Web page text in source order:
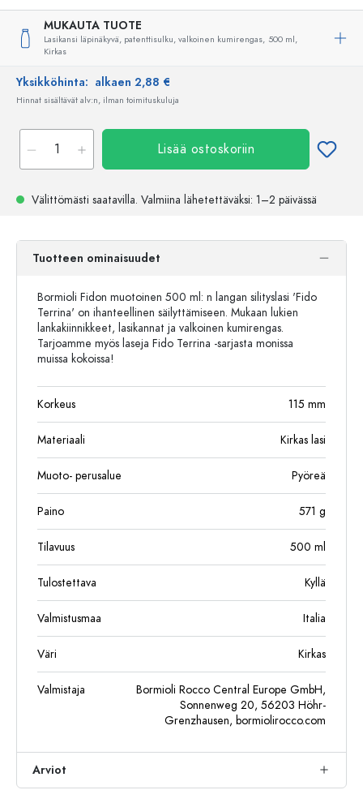
MUKAUTA TUOTE
Lasikansi läpinäkyvä, patenttisulku, valkoinen kumirengas, 500 ml,
Kirkas
Yksikköhinta: alkaen 2,88 €
Hinnat sisältävät alv:n, ilman toimituskuluja
Lisää ostoskoriin
Välittömästi saatavilla. Valmiina lähetettäväksi: 1–2 päivässä
Tuotteen ominaisuudet
Bormioli Fidon muotoinen 500 ml: n langan silityslasi 'Fido
Terrina' on ihanteellinen säilyttämiseen. Mukaan lukien
lankakiinnikkeet, lasikannat ja valkoinen kumirengas.
Tarjoamme myös laseja Fido Terrina -sarjasta monissa
muissa kokoissa!
Korkeus 115 mm
Materiaali Kirkas lasi
Muoto- perusalue Pyöreä
Paino 571 g
Tilavuus 500 ml
Tulostettava Kyllä
Valmistusmaa Italia
Väri Kirkas
Valmistaja
Bormioli Rocco Central Europe GmbH,
Sonnenweg 20, 56203 Höhr-
Grenzhausen, bormiolirocco.com
Arviot